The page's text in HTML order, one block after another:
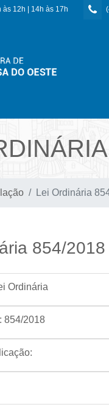
12h | 14h às 17h
Lei Ordinária
854/2018
Ordinária
854/2018